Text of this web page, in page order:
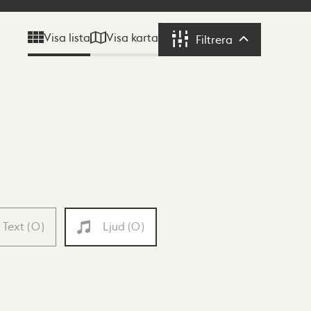
Visa lista Visa karta Filtrera Filtrera
Text (0) Ljud (0)